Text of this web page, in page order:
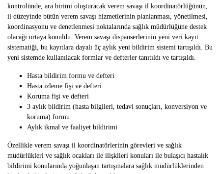
kontrolünde, ara birimi oluşturacak verem savaşı il koordinatörlüğünün,
il düzeyinde bütün verem savaşı hizmetlerinin planlanması, yönetilmesi,
koordinasyonu ve denetlenmesi noktalarında sağlık müdürlüğüne destek
olacağı ortaya konuldu. Verem savaşı dispanserlerinin yeni veri kayıt
sistematiği, bu kayıtlara dayalı üç aylık yeni bildirim sistemi tartışıldı. Bu
yeni sistemde kullanılacak formlar ve defterler tanıtıldı ve tartışıldı.
Hasta bildirim formu ve defteri
Hasta izleme fişi ve defteri
Koruma fişi ve defteri
3 aylık bildirim (hasta bilgileri, tedavi sonuçları, konversiyon ve
koruma) formu
Aylık ikmal ve faaliyet bildirimi
Özellikle verem savaşı il koordinatörlerinin görevleri ve sağlık
müdürlükleri ve sağlık ocakları ile ilişkileri konuları ile bulaşıcı hastalık
bildirimi konularında yoğunlaşan tartışmalara sağlık müdürlüklerinden